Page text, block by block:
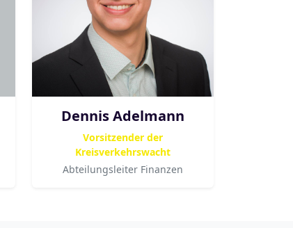
Dennis Adelmann
Vorsitzender der
Kreisverkehrswacht
Abteilungsleiter Finanzen